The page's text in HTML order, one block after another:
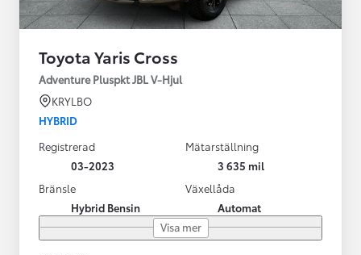
Toyota Yaris Cross
Adventure Pluspkt JBL V-Hjul
KRYLBO
HYBRID
Registrerad
03-2023
Mätarställning
3 635 mil
Bränsle
Hybrid Bensin
Växellåda
Automat
Visa mer